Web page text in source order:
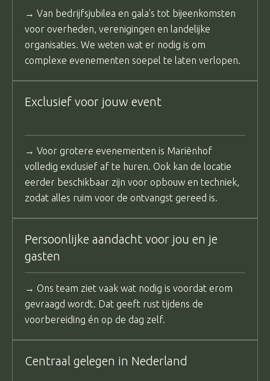
→ Van bedrijfsjubilea en gala's tot bijeenkomsten
voor overheden, verenigingen en landelijke
organisaties. We weten wat er nodig is om
complexe evenementen soepel te laten verlopen.
Exclusief voor jouw event
→ Voor grotere evenementen is Mariënhof
volledig exclusief af te huren. Ook kan de locatie
eerder beschikbaar zijn voor opbouw en techniek,
zodat alles ruim voor de ontvangst gereed is.
Persoonlijke aandacht voor jou en je
gasten
→ Ons team ziet vaak wat nodig is voordat erom
gevraagd wordt. Dat geeft rust tijdens de
voorbereiding én op de dag zelf.
Centraal gelegen in Nederland